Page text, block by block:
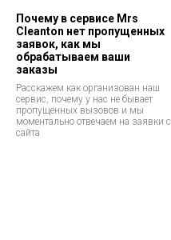
Почему в сервисе Mrs
Cleanton нет пропущенных
заявок, как мы
обрабатываем ваши
заказы
Расскажем как организован наш
сервис, почему у нас не бывает
пропущенных вызовов и мы
моментально отвечаем на заявки с
сайта